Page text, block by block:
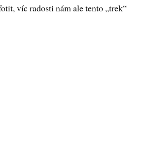
víc radosti nám ale tento „trek“